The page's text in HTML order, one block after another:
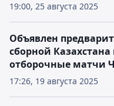
19:00, 25 августа 2025
17:26, 19 августа 2025
Объявлен
сборной Казахстана
отборочные матчи